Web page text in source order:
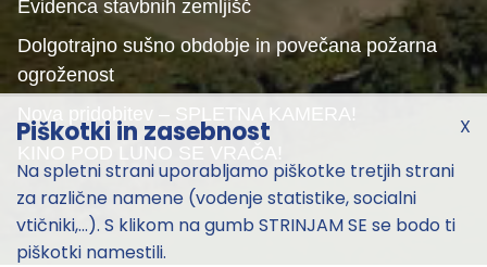
Evidenca stavbnih zemljišč
Dolgotrajno sušno obdobje in povečana požarna
ogroženost
Nova pridobitev – SPLETNA KAMERA!
KINO POD LUNO SE VRAČA!
X
Piškotki in zasebnost
Na spletni strani uporabljamo piškotke tretjih strani
za različne namene (vodenje statistike, socialni
vtičniki,...). S klikom na gumb STRINJAM SE se bodo ti
piškotki namestili.